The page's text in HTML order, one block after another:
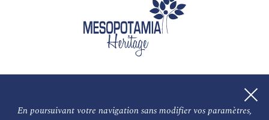
En poursuivant votre navigation sans modifier vos paramètres,